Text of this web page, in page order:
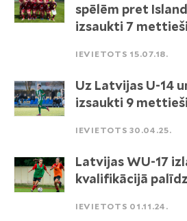
spēlēm pret
izsaukti 7 mettieši
IEVIETOTS 15.07.18.
Uz Latvijas U-14
izsaukti 9 mettieši
IEVIETOTS 30.04.25.
Latvijas WU-17
kvalifikācijā
IEVIETOTS 01.11.24.